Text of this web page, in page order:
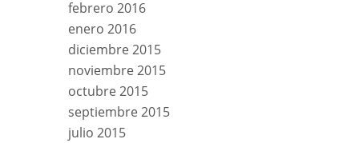
febrero 2016
enero 2016
diciembre 2015
noviembre 2015
octubre 2015
septiembre 2015
julio 2015